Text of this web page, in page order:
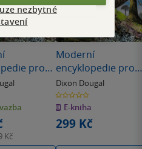
pro
Kč
Moderní
encyklopedie pro
děti – Pravěká
zvířata
Dixon Dougal
0.0
z
5
hvězdiček
E-kniha
299 Kč
nezbytné